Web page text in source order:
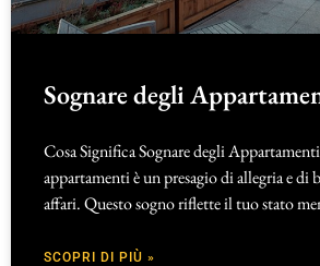
Sognare degli
Cosa Significa Sognare degli
appartamenti è un presagio di allegria e di
affari. Questo sogno riflette il tuo stato
SCOPRI DI PIÙ »